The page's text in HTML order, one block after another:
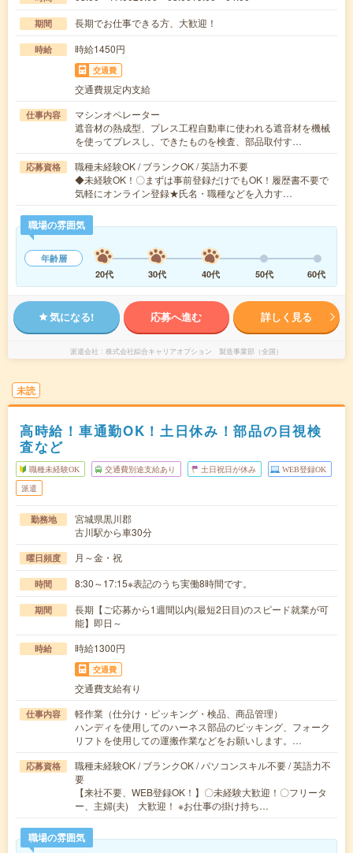
期間 長期でお仕事できる方、大歓迎！
時給 時給1450円
交通費
交通費規定内支給
仕事内容
マシンオペレーター
遮音材の熱成型、プレス工程自動車に使われる遮音材を機械
を使ってプレスし、できたものを検査、部品取付す…
応募資格
職種未経験OK / ブランクOK / 英語力不要
◆未経験OK！〇まずは事前登録だけでもOK！履歴書不要で
気軽にオンライン登録★氏名・職種などを入力す…
職場の雰囲気
年齢層
20代
30代 40代 50代 60代
気になる! 応募へ進む 詳しく見る
派遣会社 株式会社綜合キャリアオプション 製造事業部（全国）
未読
高時給！車通勤OK！土日休み！部品の目視検
査など
職種未経験OK 交通費別途支給あり 土日祝日が休み WEB登録OK
派遣
勤務地
宮城県黒川郡
古川駅から車30分
曜日頻度 月～金・祝
時間 8:30～17:15※表記のうち実働8時間です。
期間
長期【ご応募から1週間以内(最短2日目)のスピード就業が可
能】即日～
時給 時給1300円
交通費
交通費支給有り
仕事内容
軽作業（仕分け・ピッキング・検品、商品管理）
ハンディを使用してのハーネス部品のピッキング、フォーク
リフトを使用しての運搬作業などをお願いします。…
応募資格
職種未経験OK / ブランクOK / パソコンスキル不要 / 英語力不
要
【来社不要、WEB登録OK！】〇未経験大歓迎！〇フリータ
ー、主婦(夫) 大歓迎！ ※お仕事の掛け持ち…
職場の雰囲気